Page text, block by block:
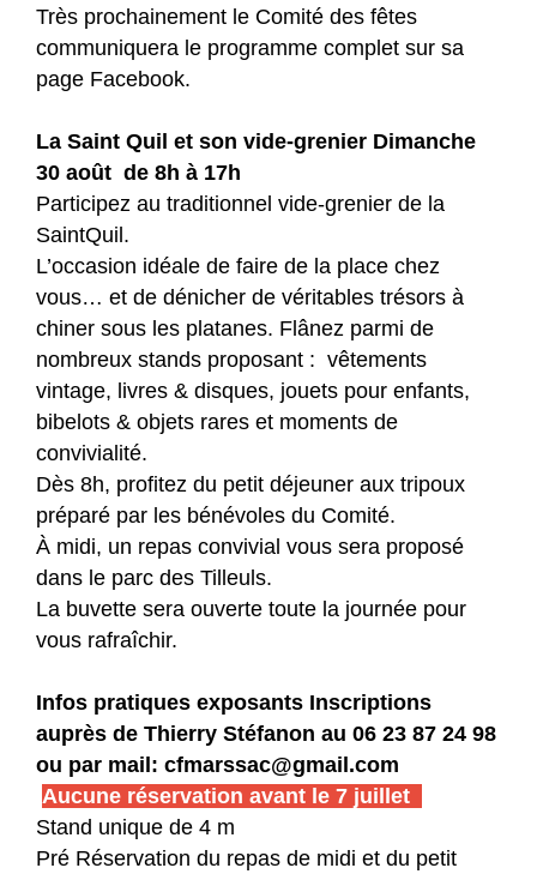
Très prochainement le Comité des fêtes
communiquera le programme complet sur sa
page Facebook.
La Saint Quil et son vide-grenier Dimanche
30 août de 8h à 17h
Participez au traditionnel vide-grenier de la
SaintQuil.
L’occasion idéale de faire de la place chez
vous… et de dénicher de véritables trésors à
chiner sous les platanes. Flânez parmi de
nombreux stands proposant : vêtements
vintage, livres & disques, jouets pour enfants,
bibelots & objets rares et moments de
convivialité.
Dès 8h, profitez du petit déjeuner aux tripoux
préparé par les bénévoles du Comité.
À midi, un repas convivial vous sera proposé
dans le parc des Tilleuls.
La buvette sera ouverte toute la journée pour
vous rafraîchir.
Infos pratiques exposants Inscriptions
auprès de Thierry Stéfanon au 06 23 87 24 98
ou par mail: cfmarssac@gmail.com
Aucune réservation avant le 7 juillet
Stand unique de 4 m
Pré Réservation du repas de midi et du petit